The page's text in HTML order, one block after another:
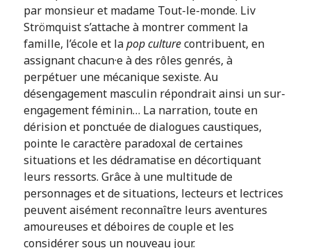
par monsieur et madame Tout-le-monde. Liv
Strömquist s’attache à montrer comment la
famille, l’école et lapop culturecontribuent, en
assignant chacun·e à des rôles genrés, à
perpétuer une mécanique sexiste. Au
désengagement masculin répondrait ainsi un sur-
engagement féminin… La narration, toute en
dérision et ponctuée de dialogues caustiques,
pointe le caractère paradoxal de certaines
situations et les dédramatise en décortiquant
leurs ressorts. Grâce à une multitude de
personnages et de situations, lecteurs et lectrices
peuvent aisément reconnaître leurs aventures
amoureuses et déboires de couple et les
considérer sous un nouveau jour.